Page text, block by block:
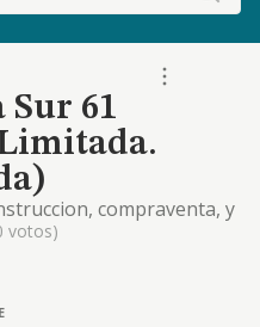
Sur 61
compraventa, y
energeticas
a
de produccion solar,
biodiesel,
votos)